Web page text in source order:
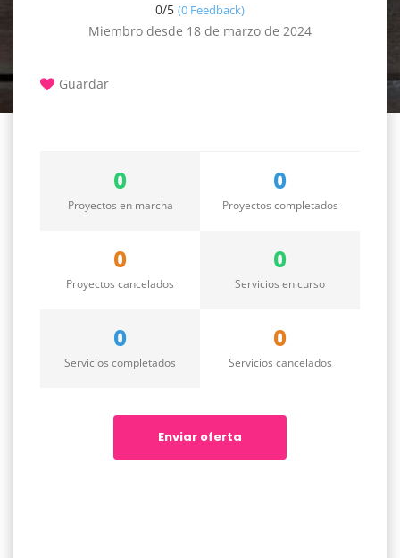
0/5 (0 Feedback)
Miembro desde 18 de marzo de 2024
Guardar
0
Proyectos en marcha
0
Proyectos completados
0
Proyectos cancelados
0
Servicios en curso
0
Servicios completados
0
Servicios cancelados
Enviar oferta